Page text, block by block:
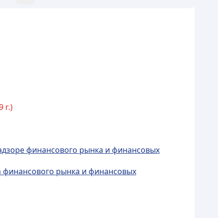
г.)
финансового рынка и финансовых
финансового рынка и финансовых